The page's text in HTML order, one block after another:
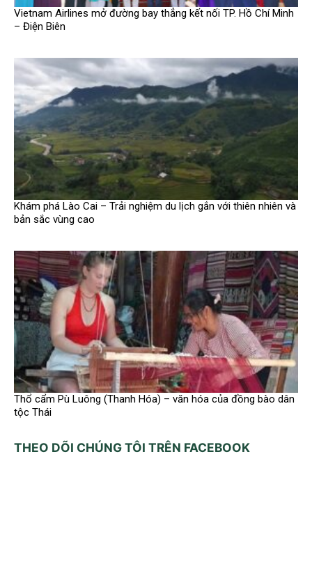
Vietnam Airlines mở đường bay thẳng kết nối TP. Hồ Chí Minh
– Điện Biên
Khám phá Lào Cai – Trải nghiệm du lịch gắn với thiên nhiên và
bản sắc vùng cao
Thổ cẩm Pù Luông (Thanh Hóa) – văn hóa của đồng bào dân
tộc Thái
THEO DÕI CHÚNG TÔI TRÊN FACEBOOK